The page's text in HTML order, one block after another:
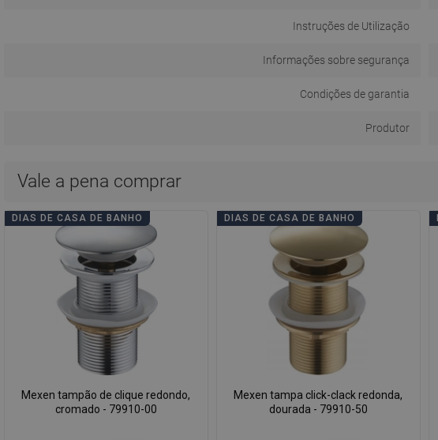
Instruções de Utilização
Informações sobre segurança
Condições de garantia
Produtor
Vale a pena comprar
DIAS DE CASA DE BANHO
Mexen tampão de clique redondo,
cromado - 79910-00
DIAS DE CASA DE BANHO
Mexen tampa click-clack redonda,
dourada - 79910-50